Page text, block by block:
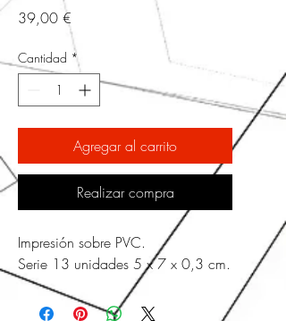
39,00 €
Cantidad *
Agregar al carrito
Realizar compra
Impresión sobre PVC.
Serie 13 unidades 5 x 7 x 0,3 cm.